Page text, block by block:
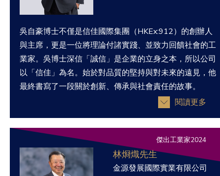
吳自豪博士不僅是信佳國際集團（HKEx:912）的創辦人
與主席，更是一位將理論付諸實踐、並致力回饋社會的工
業家。吳博士深信「誠信」是企業的立身之本，所以公司
以「信佳」為名。始於對品質的堅持與對未來的遠見，他
最終書寫了一段關於創新、傳承與社會責任的故事。
閱讀更多
傑出工業家2024
林烱熾先生
金源發展國際實業有限公司